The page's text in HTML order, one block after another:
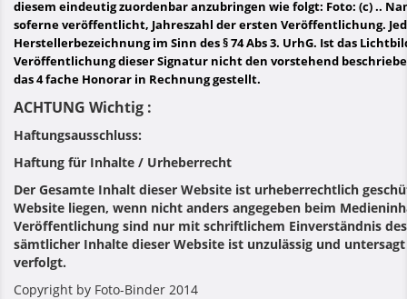
diesem eindeutig zuordenbar anzubringen wie folgt: Foto: (c) ..
soferne veröffentlicht, Jahreszahl der ersten Veröffentlichung.
Herstellerbezeichnung im Sinn des § 74 Abs 3. UrhG. Ist das
Veröffentlichung dieser Signatur nicht den vorstehend
das 4 fache Honorar in Rechnung gestellt.
ACHTUNG Wichtig :
Haftungsausschluss:
Haftung für Inhalte / Urheberrecht
Der Gesamte Inhalt dieser Website ist urheberrechtlich
Website liegen, wenn nicht anders angegeben beim
Veröffentlichung sind nur mit schriftlichem Einverständnis
sämtlicher Inhalte dieser Website ist unzulässig und
verfolgt.
Copyright by Foto-Binder 2014